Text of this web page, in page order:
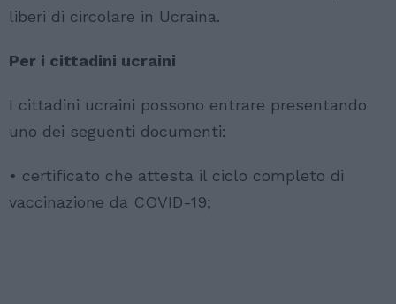
liberi di circolare in Ucraina.
Per i cittadini ucraini
I cittadini ucraini possono entrare presentando
uno dei seguenti documenti:
• certificato che attesta il ciclo completo di
vaccinazione da COVID-19;